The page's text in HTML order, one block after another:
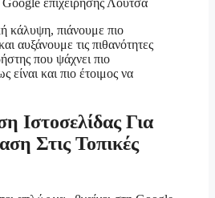
Google επιχείρησης Λούτσα
κάλυψη, πιάνουμε πιο
αυξάνουμε τις πιθανότητες
που ψάχνει πιο
είναι και πιο έτοιμος να
Ιστοσελίδας Για
Στις Τοπικές